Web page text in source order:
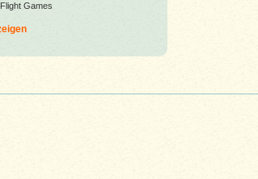
Games